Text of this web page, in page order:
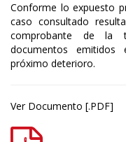
Conforme lo expuesto
caso consultado
comprobante de la
documentos
próximo deterioro.
Ver Documento [.PDF]